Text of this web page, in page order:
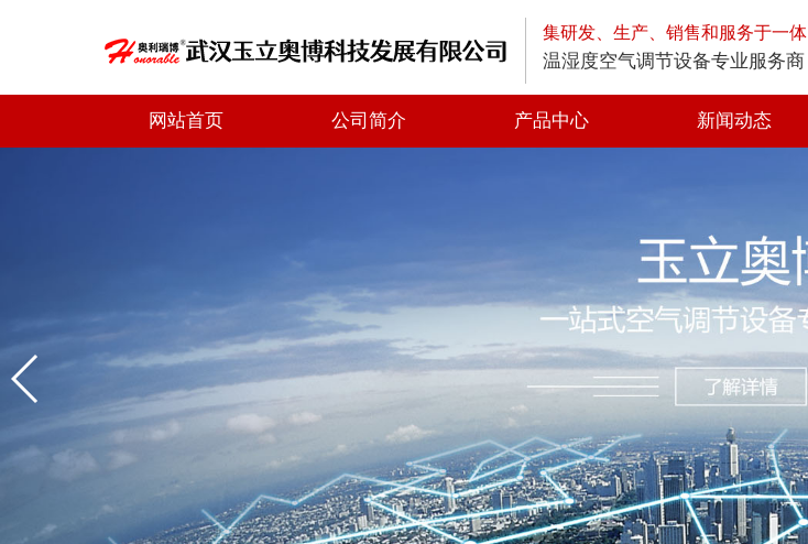
集研发、生产、销售和服务于一体
温湿度空气调节设备专业服务商
网站首页 公司简介 产品中心
一体式油烟净化器
光解油烟净化器
静电油烟净化器
轴流风机
方形管道风机
管道型新风机
新闻动态